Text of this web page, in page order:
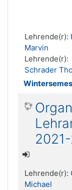
Lehrende(r):
Marvin
Lehrende(r):
Schrader
Lehrende(r):
Michael